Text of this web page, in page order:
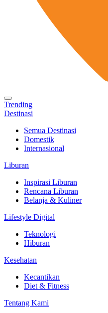
Trending
Destinasi
Semua Destinasi
Domestik
Internasional
Liburan
Inspirasi Liburan
Rencana Liburan
Belanja & Kuliner
Lifestyle Digital
Teknologi
Hiburan
Kesehatan
Kecantikan
Diet & Fitness
Tentang Kami